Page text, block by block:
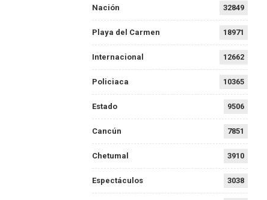
Nación 32849
Playa del Carmen 18971
Internacional 12662
Policiaca 10365
Estado 9506
Cancún 7851
Chetumal 3910
Espectáculos 3038